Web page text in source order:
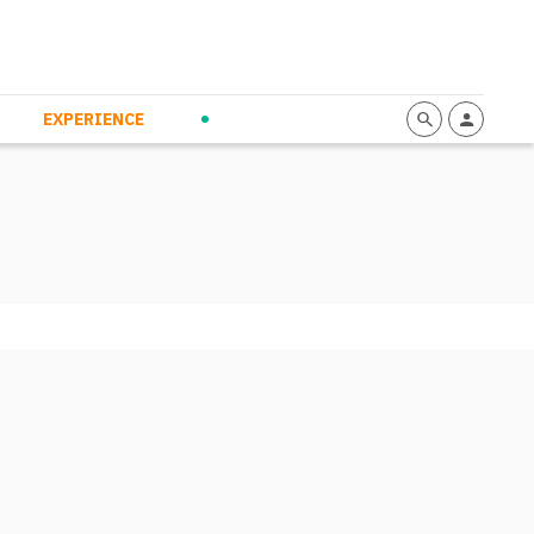
EXPERIENCE